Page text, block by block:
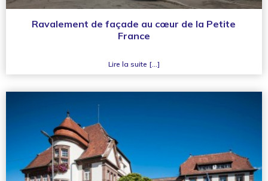
Ravalement de façade au cœur de la Petite
France
Lire la suite [...]